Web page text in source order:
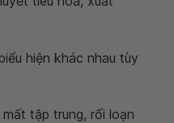
hiện khác nhau tùy
tập trung, rối loạn